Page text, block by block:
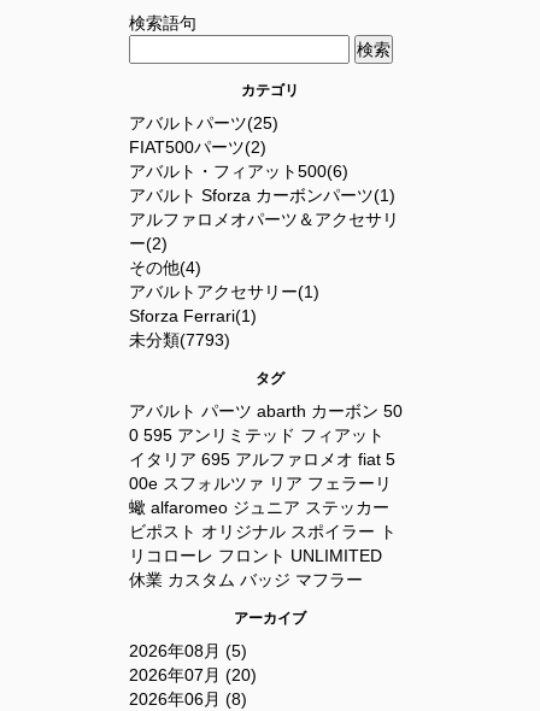
検索語句
カテゴリ
アバルトパーツ(25)
FIAT500パーツ(2)
アバルト・フィアット500(6)
アバルト Sforza カーボンパーツ(1)
アルファロメオパーツ＆アクセサリ
ー(2)
その他(4)
アバルトアクセサリー(1)
Sforza Ferrari(1)
未分類(7793)
タグ
アバルト パーツ abarth カーボン 50
0 595 アンリミテッド フィアット
イタリア 695 アルファロメオ fiat 5
00e スフォルツァ リア フェラーリ
蠍 alfaromeo ジュニア ステッカー
ビポスト オリジナル スポイラー
ト
リコローレ フロント UNLIMITED
休業 カスタム バッジ マフラー
アーカイブ
2026年08月 (5)
2026年07月 (20)
2026年06月 (8)